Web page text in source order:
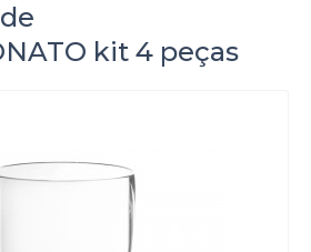
kit 4 peças